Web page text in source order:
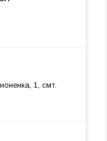
1, смт.